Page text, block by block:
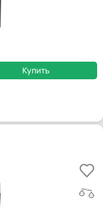
Купить